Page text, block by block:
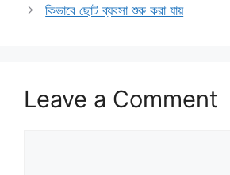
কিভাবে ছোট ব্যবসা শুরু করা যায়
Leave a Comment